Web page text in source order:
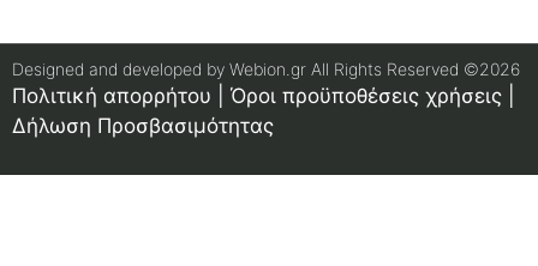
Designed and developed by Webion.gr All Rights Reserved ©2026
Πολιτική απορρήτου Όροι προϋποθέσεις χρήσεις
Δήλωση Προσβασιμότητας